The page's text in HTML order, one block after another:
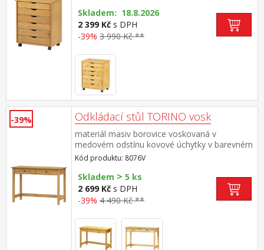
Skladem: 18.8.2026
2 399 Kč s DPH
-39% 3 990 Kč **
-39% Odkládací stůl TORINO vosk
materiál masiv borovice voskovaná v
medovém odstínu kovové úchytky v barevném
provedení černěná mosaz dvě zásuvky s
kovovými pojezdy
Kód produktu: 8076V
Skladem > 5 ks
2 699 Kč s DPH
-39% 4 490 Kč **